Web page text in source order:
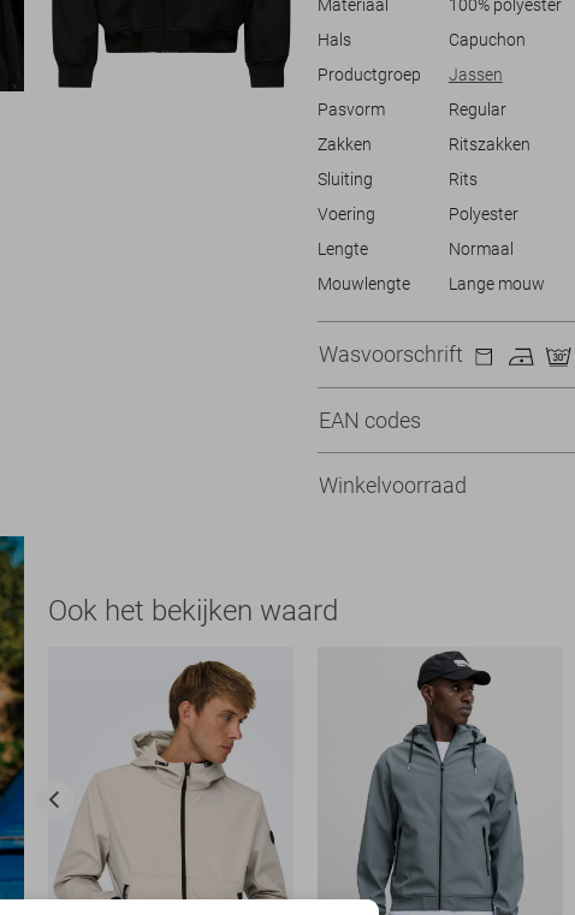
Meer informatie:
De totale lengte is 69 cm bij maat M.
Materiaal
100% polyester
Hals
Capuchon
Productgroep
Jassen
Pasvorm
Regular
Zakken
Ritszakken
Sluiting
Rits
Voering
Polyester
Lengte
Normaal
Mouwlengte
Lange mouw
Wasvoorschrift
EAN codes
Winkelvoorraad
Ook het bekijken waard